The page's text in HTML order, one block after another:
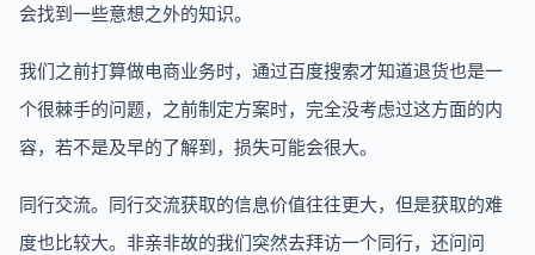
会找到一些意想之外的知识。
我们之前打算做电商业务时，通过百度搜索才知道退货也是一
个很棘手的问题，之前制定方案时，完全没考虑过这方面的内
容，若不是及早的了解到，损失可能会很大。
同行交流。同行交流获取的信息价值往往更大，但是获取的难
度也比较大。非亲非故的我们突然去拜访一个同行，还问问